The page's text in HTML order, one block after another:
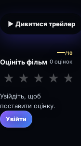
▶ Дивитися трейлер
Оцініть фільм
—/10
0 оцінок
★ ★ ★ ★ ★
Увійдіть, щоб
поставити оцінку.
Увійти